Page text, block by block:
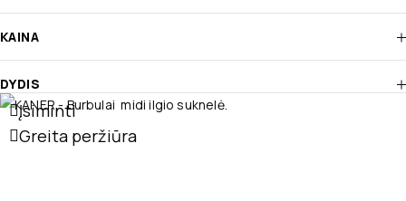
KAINA
DYDIS
Įsiminti
Greita peržiūra